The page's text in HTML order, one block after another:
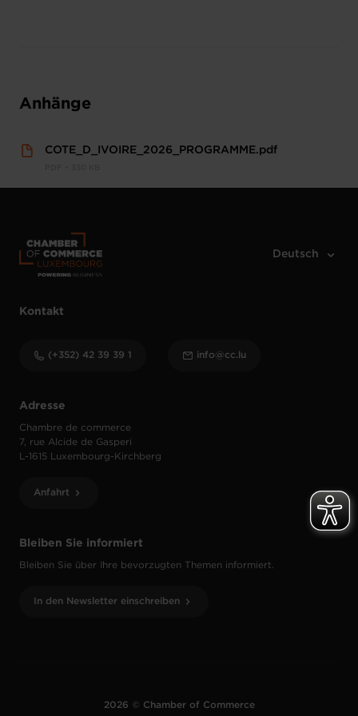
Anhänge
COTE_D_IVOIRE_2026_PROGRAMME.pdf
Bleiben Sie informiert
Bleiben Sie über Ihre bevorzugten Themen informiert.
In den Newsletter einschreiben
Adresse
Chambre de commerce
7, rue Alcide de Gasperi
L-1615 Luxembourg-Kirchberg
Anfahrt
Kontakt
(+352) 42 39 39 1 info@cc.lu
2026 © Chamber of Commerce